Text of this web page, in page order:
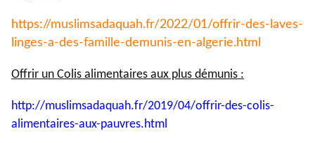
https://muslimsadaquah.fr/2022/01/offrir-des-laves-
linges-a-des-famille-demunis-en-algerie.html
Offrir un Colis alimentaires aux plus démunis :
http://muslimsadaquah.fr/2019/04/offrir-des-colis-
alimentaires-aux-pauvres.html